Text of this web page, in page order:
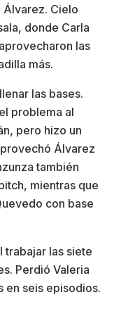
Álvarez. Cielo
donde Carla
las
más.
las bases.
problema al
pero hizo un
Álvarez
también
mientras que
con base
trabajar las siete
Perdió Valeria
en seis episodios.